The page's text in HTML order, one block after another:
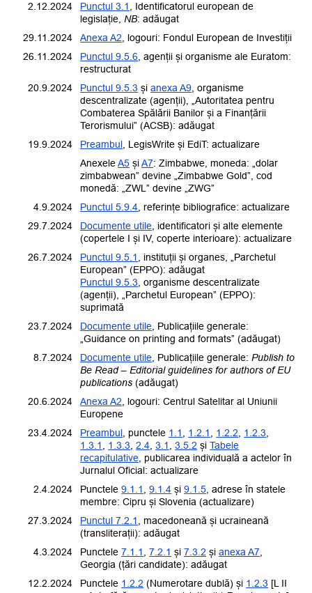
2.12.2024
Punctul 3.1, Identificatorul european de
legislație,NB: adăugat
29.11.2024
Anexa A2, logouri: Fondul European de Investiții
26.11.2024
Punctul 9.5.6, agenții și organisme ale Euratom:
restructurat
20.9.2024
Punctul 9.5.3 șianexa A9, organisme
descentralizate (agenții), „Autoritatea pentru
Combaterea Spălării Banilor și a Finanțării
Terorismului” (ACSB): adăugat
19.9.2024
Preambul, LegisWrite și EdiT: actualizare
AnexeleA5 șiA7:Zimbabwe, moneda: „dolar
zimbabwean” devine „Zimbabwe Gold”, cod
monedă: „ZWL” devine „ZWG”
4.9.2024
Punctul 5.9.4, referințe bibliografice: actualizare
29.7.2024
Documente utile, identificatori și alte elemente
(copertele I și IV, coperte interioare): actualizare
26.7.2024
Punctul 9.5.1, instituții și organes, „Parchetul
European” (EPPO): adăugat
Punctul 9.5.3, organisme descentralizate
(agenții), „Parchetul European” (EPPO):
suprimată
23.7.2024
Documente utile, Publicațiile generale:
„Guidance on printing and formats” (adăugat)
8.7.2024
Documente utile, Publicațiile generale:Publish to
Be Read – Editorial guidelines for authors of EU
publications (adăugat)
20.6.2024
Anexa A2, logouri: Centrul Satelitar al Uniunii
Europene
23.4.2024
Preambul, punctele 1.1, 1.2.1, 1.2.2, 1.2.3,
1.3.1, 1.3.3,2.4,3.1,3.5.2 șiTabele
recapitulative, publicarea individuală a actelor în
Jurnalul Oficial: actualizare
2.4.2024
Punctele9.1.1,9.1.4 și9.1.5, adrese în statele
membre: Cipru și Slovenia (actualizare)
27.3.2024
Punctul 7.2.1, macedoneană și ucraineană
(transliterații): adăugat
4.3.2024
Punctele7.1.1,7.2.1 și7.3.2 șianexa A7,
Georgia (țări candidate): adăugat
12.2.2024
Punctele 1.2.2 (Numerotare dublă) și 1.2.3 [L II